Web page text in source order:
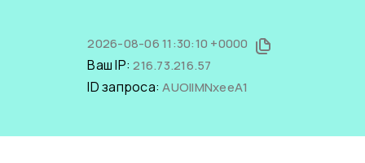
2026-08-06 11:30:10 +0000
Ваш IP:216.73.216.57
ID запроса:AUOIlMNxeeA1